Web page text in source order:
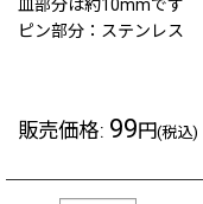
皿部分は約10mmです
ピン部分：ステンレス
販売価格: 99円(税込)